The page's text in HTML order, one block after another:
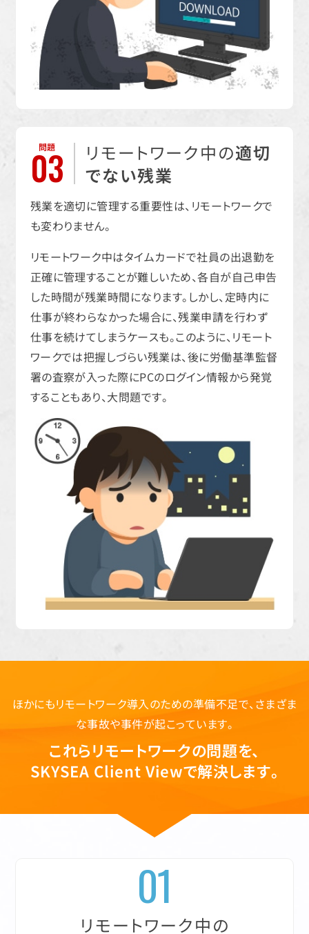
問題
03 リモートワーク中の適切
でない残業
残業を適切に管理する重要性は、リモートワークで
も変わりません。
リモートワーク中はタイムカードで社員の出退勤を
正確に管理することが難しいため、各自が自己申告
した時間が残業時間になります。しかし、定時内に
仕事が終わらなかった場合に、残業申請を行わず
仕事を続けてしまうケースも。このように、リモート
ワークでは把握しづらい残業は、後に労働基準監督
署の査察が入った際にPCのログイン情報から発覚
することもあり、大問題です。
ほかにもリモートワーク導入のための準備不足で、さまざま
な事故や事件が起こっています。
これらリモートワークの問題を、
SKYSEA Client Viewで解決します。
01
リモートワーク中の